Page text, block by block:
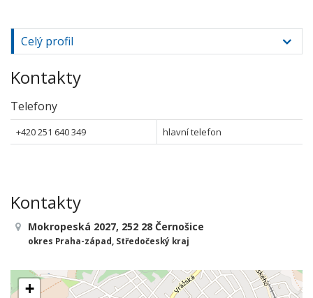
Celý profil
Kontakty
Telefony
+420 251 640 349 hlavní telefon
Kontakty
Mokropeská 2027, 252 28 Černošice
okres Praha-západ, Středočeský kraj
+